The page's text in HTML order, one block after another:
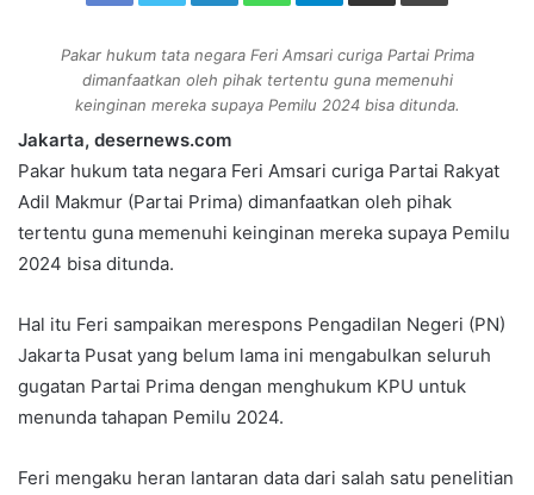
e
m
a
i
l
Pakar hukum tata negara Feri Amsari curiga Partai Prima
dimanfaatkan oleh pihak tertentu guna memenuhi
keinginan mereka supaya Pemilu 2024 bisa ditunda.
Jakarta, desernews.com
Pakar hukum tata negara Feri Amsari curiga Partai Rakyat
Adil Makmur (Partai Prima) dimanfaatkan oleh pihak
tertentu guna memenuhi keinginan mereka supaya Pemilu
2024 bisa ditunda.
Hal itu Feri sampaikan merespons Pengadilan Negeri (PN)
Jakarta Pusat yang belum lama ini mengabulkan seluruh
gugatan Partai Prima dengan menghukum KPU untuk
menunda tahapan Pemilu 2024.
Feri mengaku heran lantaran data dari salah satu penelitian